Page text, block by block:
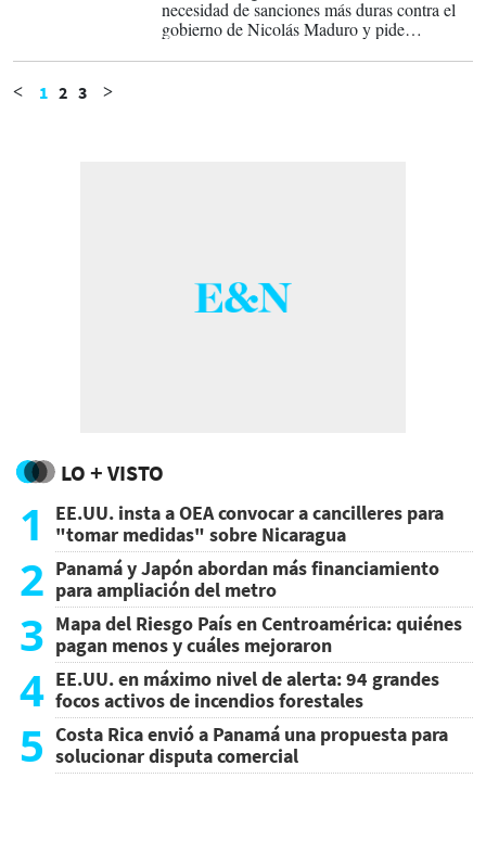
necesidad de sanciones más duras contra el
gobierno de Nicolás Maduro y pide
chavismo acusados de narcotráfico.
< 1 2 3 >
LO + VISTO
1
EE.UU. insta a OEA convocar a cancilleres para
"tomar medidas" sobre Nicaragua
2 Panamá y Japón abordan más financiamiento
para ampliación del metro
3 Mapa del Riesgo País en Centroamérica: quiénes
pagan menos y cuáles mejoraron
4 EE.UU. en máximo nivel de alerta: 94 grandes
focos activos de incendios forestales
5 Costa Rica envió a Panamá una propuesta para
solucionar disputa comercial